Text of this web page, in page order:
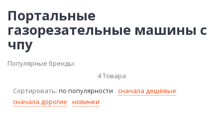
Портальные
газорезательные машины с
чпу
Популярные бренды:
4Товара
Сортировать: по популярности
сначала дешёвые
сначала дорогие
новинки